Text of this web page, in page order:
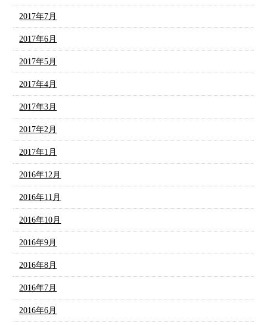
2017年7月
2017年6月
2017年5月
2017年4月
2017年3月
2017年2月
2017年1月
2016年12月
2016年11月
2016年10月
2016年9月
2016年8月
2016年7月
2016年6月